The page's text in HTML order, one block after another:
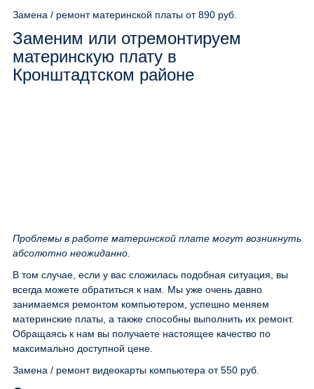
Замена / ремонт материнской платы от 890 руб.
Заменим или отремонтируем
материнскую плату в
Кронштадтском районе
Проблемы в работе материнской плате могут возникнуть
абсолютно неожиданно.
В том случае, если у вас сложилась подобная ситуация, вы
всегда можете обратиться к нам. Мы уже очень давно
занимаемся ремонтом компьютером, успешно меняем
материнские платы, а также способны выполнить их ремонт.
Обращаясь к нам вы получаете настоящее качество по
максимально доступной цене.
Замена / ремонт видеокарты компьютера от 550 руб.